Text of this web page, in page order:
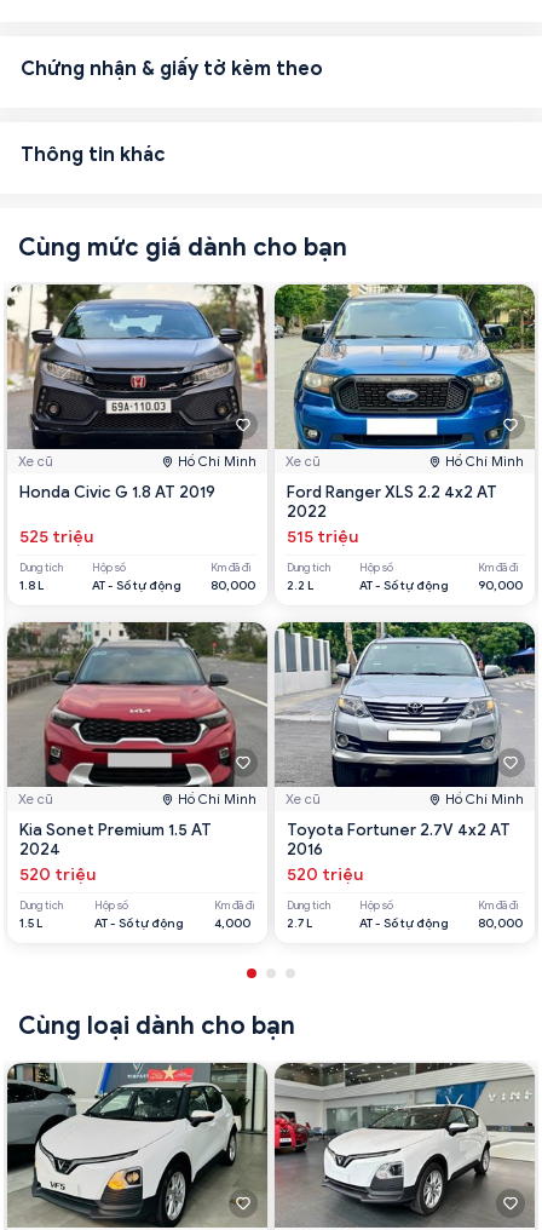
Chứng nhận & giấy tờ kèm theo
Thông tin khác
Cùng mức giá dành cho bạn
Xe cũ Hồ Chí Minh
Honda Civic G 1.8 AT 2019
525 triệu
Dung tích
1.8 L
Hộp số
AT - Số tự động
Km đã đi
80,000
Xe cũ Hồ Chí Minh
Kia Sonet Premium 1.5 AT
2024
520 triệu
Dung tích
1.5 L
Hộp số
AT - Số tự động
Km đã đi
4,000
Xe cũ Hồ Chí Minh
Ford Ranger XLS 2.2 4x2 AT
2022
515 triệu
Dung tích
2.2 L
Hộp số
AT - Số tự động
Km đã đi
90,000
Xe cũ Hồ Chí Minh
Toyota Fortuner 2.7V 4x2 AT
2016
520 triệu
Dung tích
2.7 L
Hộp số
AT - Số tự động
Km đã đi
80,000
Cùng loại dành cho bạn